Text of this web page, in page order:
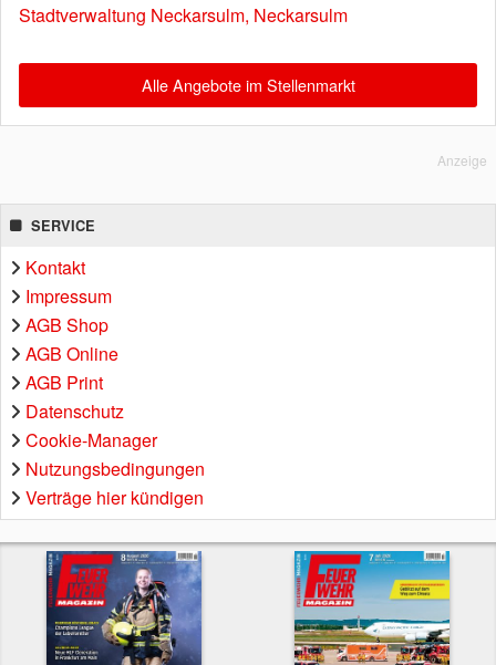
Stadtverwaltung Neckarsulm, Neckarsulm
Alle Angebote im Stellenmarkt
Anzeige
SERVICE
Kontakt
Impressum
AGB Shop
AGB Online
AGB Print
Datenschutz
Cookie-Manager
Nutzungsbedingungen
Verträge hier kündigen